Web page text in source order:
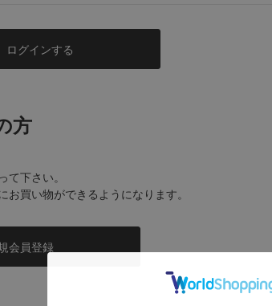
方
下さい。
買い物ができるようになります。